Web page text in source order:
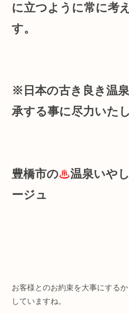
に立つように常に考
す。
※日本の古き良き温
承する事に尽力いたし
豊橋市の♨温泉いや
ージュ
お客様とのお約束を大事にする
していますね。